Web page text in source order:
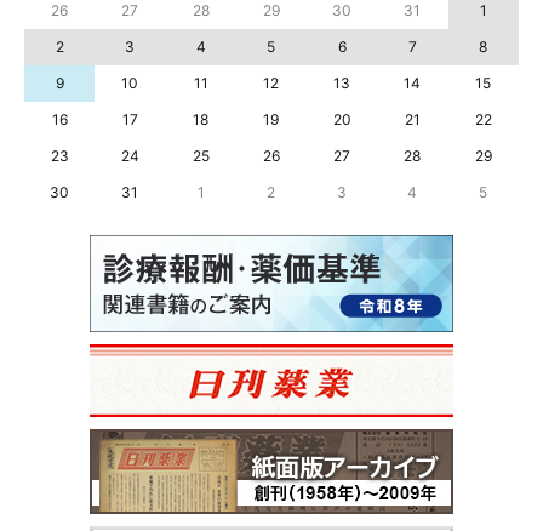
26 27 28 29 30 31
1
2
3 4 5 6 7
8
9
10 11 12 13 14
15
16
17 18 19 20 21
22
23
24 25 26 27 28
29
30
31 1 2 3 4 5